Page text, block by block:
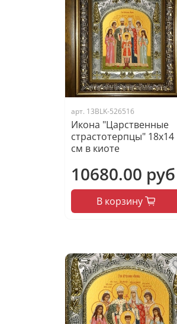
арт. 13BLK-526516
Икона "Царственные
страстотерпцы" 18х14
см в киоте
10680.00 руб
В корзину